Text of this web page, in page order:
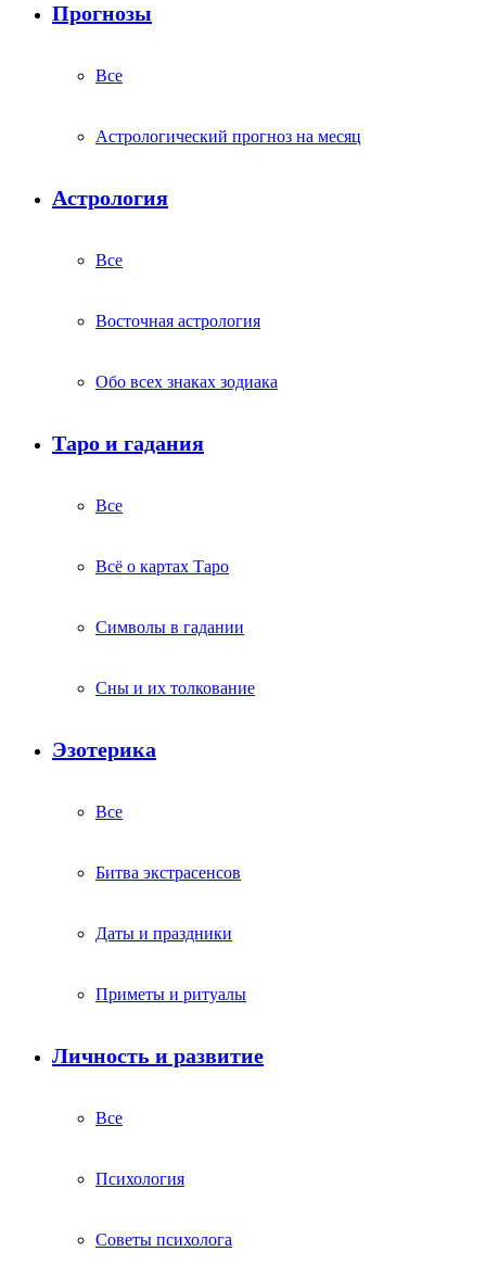
Прогнозы
Все
Астрологический прогноз на месяц
Астрология
Все
Восточная астрология
Обо всех знаках зодиака
Таро и гадания
Все
Всё о картах Таро
Символы в гадании
Сны и их толкование
Эзотерика
Все
Битва экстрасенсов
Даты и праздники
Приметы и ритуалы
Личность и развитие
Все
Психология
Советы психолога